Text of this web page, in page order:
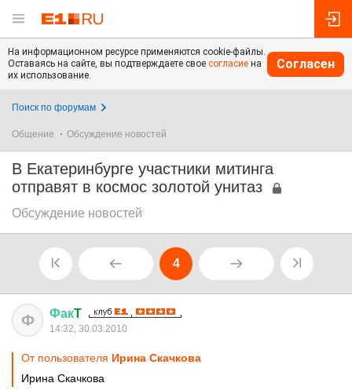
На информационном ресурсе применяются cookie-файлы.
Оставаясь на сайте, вы подтверждаете свое согласие на
их использование.
Согласен
Поиск по форумам
Общение Обсуждение новостей
В Екатеринбурге участники митинга
отправят в космос золотой унитаз
Обсуждение новостей
4
Ф ФакT
14:32, 30.03.2010
От пользователя Ирина Скачкова
Ирина Скачкова